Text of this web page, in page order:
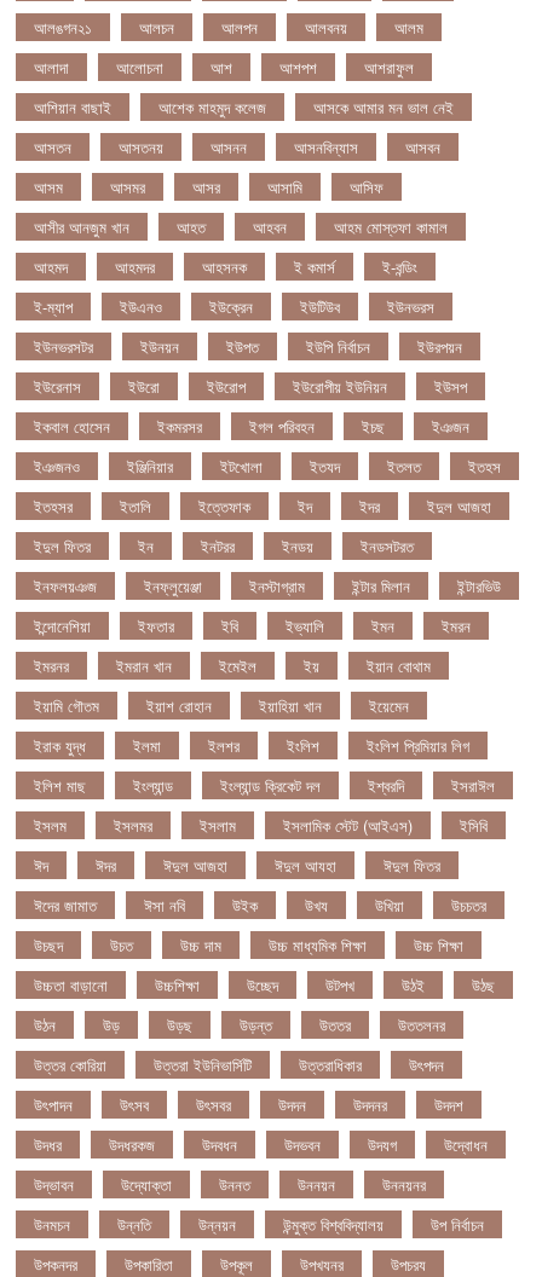
আলঙগন২১
আলচন আলপন আলবনয়
আলম
আলাদা
আলোচনা আশ আশপশ
আশরাফুল
আশিয়ান বাছাই
আশেক মাহমুদ কলেজ
আসকে আমার মন ভাল নেই
আসতন
আসতনয় আসনন আসনবিন্যাস
আসবন
আসম
আসমর আসর আসামি
আসিফ
আসীর আনজুম খান
আহত আহবন
আহম মোস্তফা কামাল
আহমদ
আহমদর আহসনক ই কমার্স
ই-বন্ডিং
ই-ম্যাপ
ইউএনও ইউক্রেন ইউটিউব
ইউনভরস
ইউনভরসটর
ইউনয়ন ইউপত ইউপি নির্বাচন
ইউরপয়ন
ইউরেনাস
ইউরো ইউরোপ ইউরোপীয় ইউনিয়ন
ইউসপ
ইকবাল হোসেন
ইকমরসর ইগল পরিবহন ইচছ
ইঞজন
ইঞজনও
ইঞ্জিনিয়ার ইটখোলা ইতযদ ইতলত
ইতহস
ইতহসর
ইতালি ইত্তেফাক ইদ ইদর
ইদুল আজহা
ইদুল ফিতর
ইন ইনটরর ইনডয়
ইনডসটরত
ইনফলয়ঞজ
ইনফ্লুয়েঞ্জা ইনস্টাগ্রাম ইন্টার মিলান
ইন্টারভিউ
ইন্দোনেশিয়া
ইফতার ইবি ইভ্যালি ইমন
ইমরন
ইমরনর
ইমরান খান ইমেইল ইয়
ইয়ান বোথাম
ইয়ামি গৌতম
ইয়াশ রোহান ইয়াহিয়া খান
ইয়েমেন
ইরাক যুদ্ধ
ইলমা ইলশর ইংলিশ
ইংলিশ প্রিমিয়ার লিগ
ইলিশ মাছ
ইংল্যান্ড ইংল্যান্ড ক্রিকেট দল ইশ্বরদি
ইসরাঈল
ইসলম
ইসলমর ইসলাম ইসলামিক স্টেট (আইএস)
ইসিবি
ঈদ
ঈদর ঈদুল আজহা ঈদুল আযহা
ঈদুল ফিতর
ঈদের জামাত
ঈসা নবি উইক উখয উখিয়া
উচচতর
উচছদ
উচত উচ্চ দাম উচ্চ মাধ্যমিক শিক্ষা
উচ্চ শিক্ষা
উচ্চতা বাড়ানো
উচ্চশিক্ষা উচ্ছেদ উটপখ উঠই
উঠছ
উঠন
উড় উড়ছ উড়ন্ত উততর
উততলনর
উত্তর কোরিয়া
উত্তরা ইউনিভার্সিটি উত্তরাধিকার
উৎপদন
উৎপাদন
উৎসব উৎসবর উদদন উদদনর
উদদশ
উদধর
উদধরকজ উদবধন উদভবন উদযগ
উদ্বোধন
উদ্ভাবন
উদ্যোক্তা উননত উননয়ন
উননয়নর
উনমচন
উন্নতি উন্নয়ন উন্মুক্ত বিশ্ববিদ্যালয়
উপ নির্বাচন
উপকনদর
উপকারিতা উপকূল উপখযনর
উপচরয